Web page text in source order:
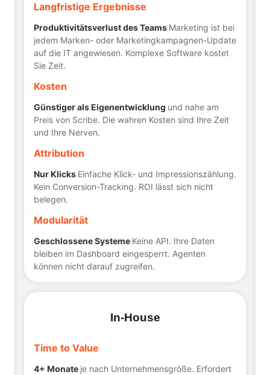
Langfristige Ergebnisse
Produktivitätsverlust des Teams Marketing ist bei
jedem Marken- oder Marketingkampagnen-Update
auf die IT angewiesen. Komplexe Software kostet
Sie Zeit.
Kosten
Günstiger als Eigenentwicklung und nahe am
Preis von Scribe. Die wahren Kosten sind Ihre Zeit
und Ihre Nerven.
Attribution
Nur Klicks Einfache Klick- und Impressionszählung.
Kein Conversion-Tracking. ROI lässt sich nicht
belegen.
Modularität
Geschlossene Systeme Keine API. Ihre Daten
bleiben im Dashboard eingesperrt. Agenten
können nicht darauf zugreifen.
In-House
Time to Value
4+ Monate je nach Unternehmensgröße. Erfordert